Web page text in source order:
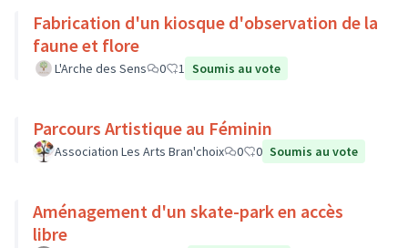
Fabrication d'un kiosque d'observation de la
faune et flore
L'Arche des Sens 0 1 Soumis au vote
Parcours Artistique au Féminin
Association Les Arts Bran'choix 0 0 Soumis au vote
Aménagement d'un skate-park en accès
libre